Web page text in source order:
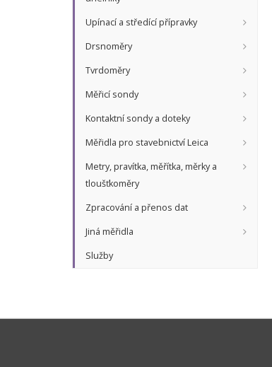
Upínací a středící přípravky
Drsnoměry
Tvrdoměry
Měřicí sondy
Kontaktní sondy a doteky
Měřidla pro stavebnictví Leica
Metry, pravítka, měřítka, měrky a
tloušťkoměry
Zpracování a přenos dat
Jiná měřidla
Služby